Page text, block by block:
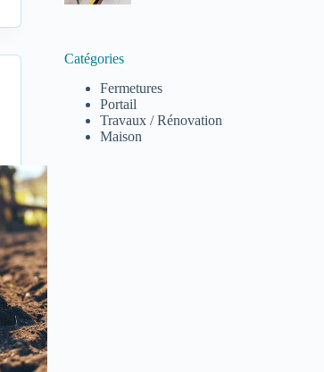
Catégories
Fermetures
Portail
Travaux / Rénovation
Maison